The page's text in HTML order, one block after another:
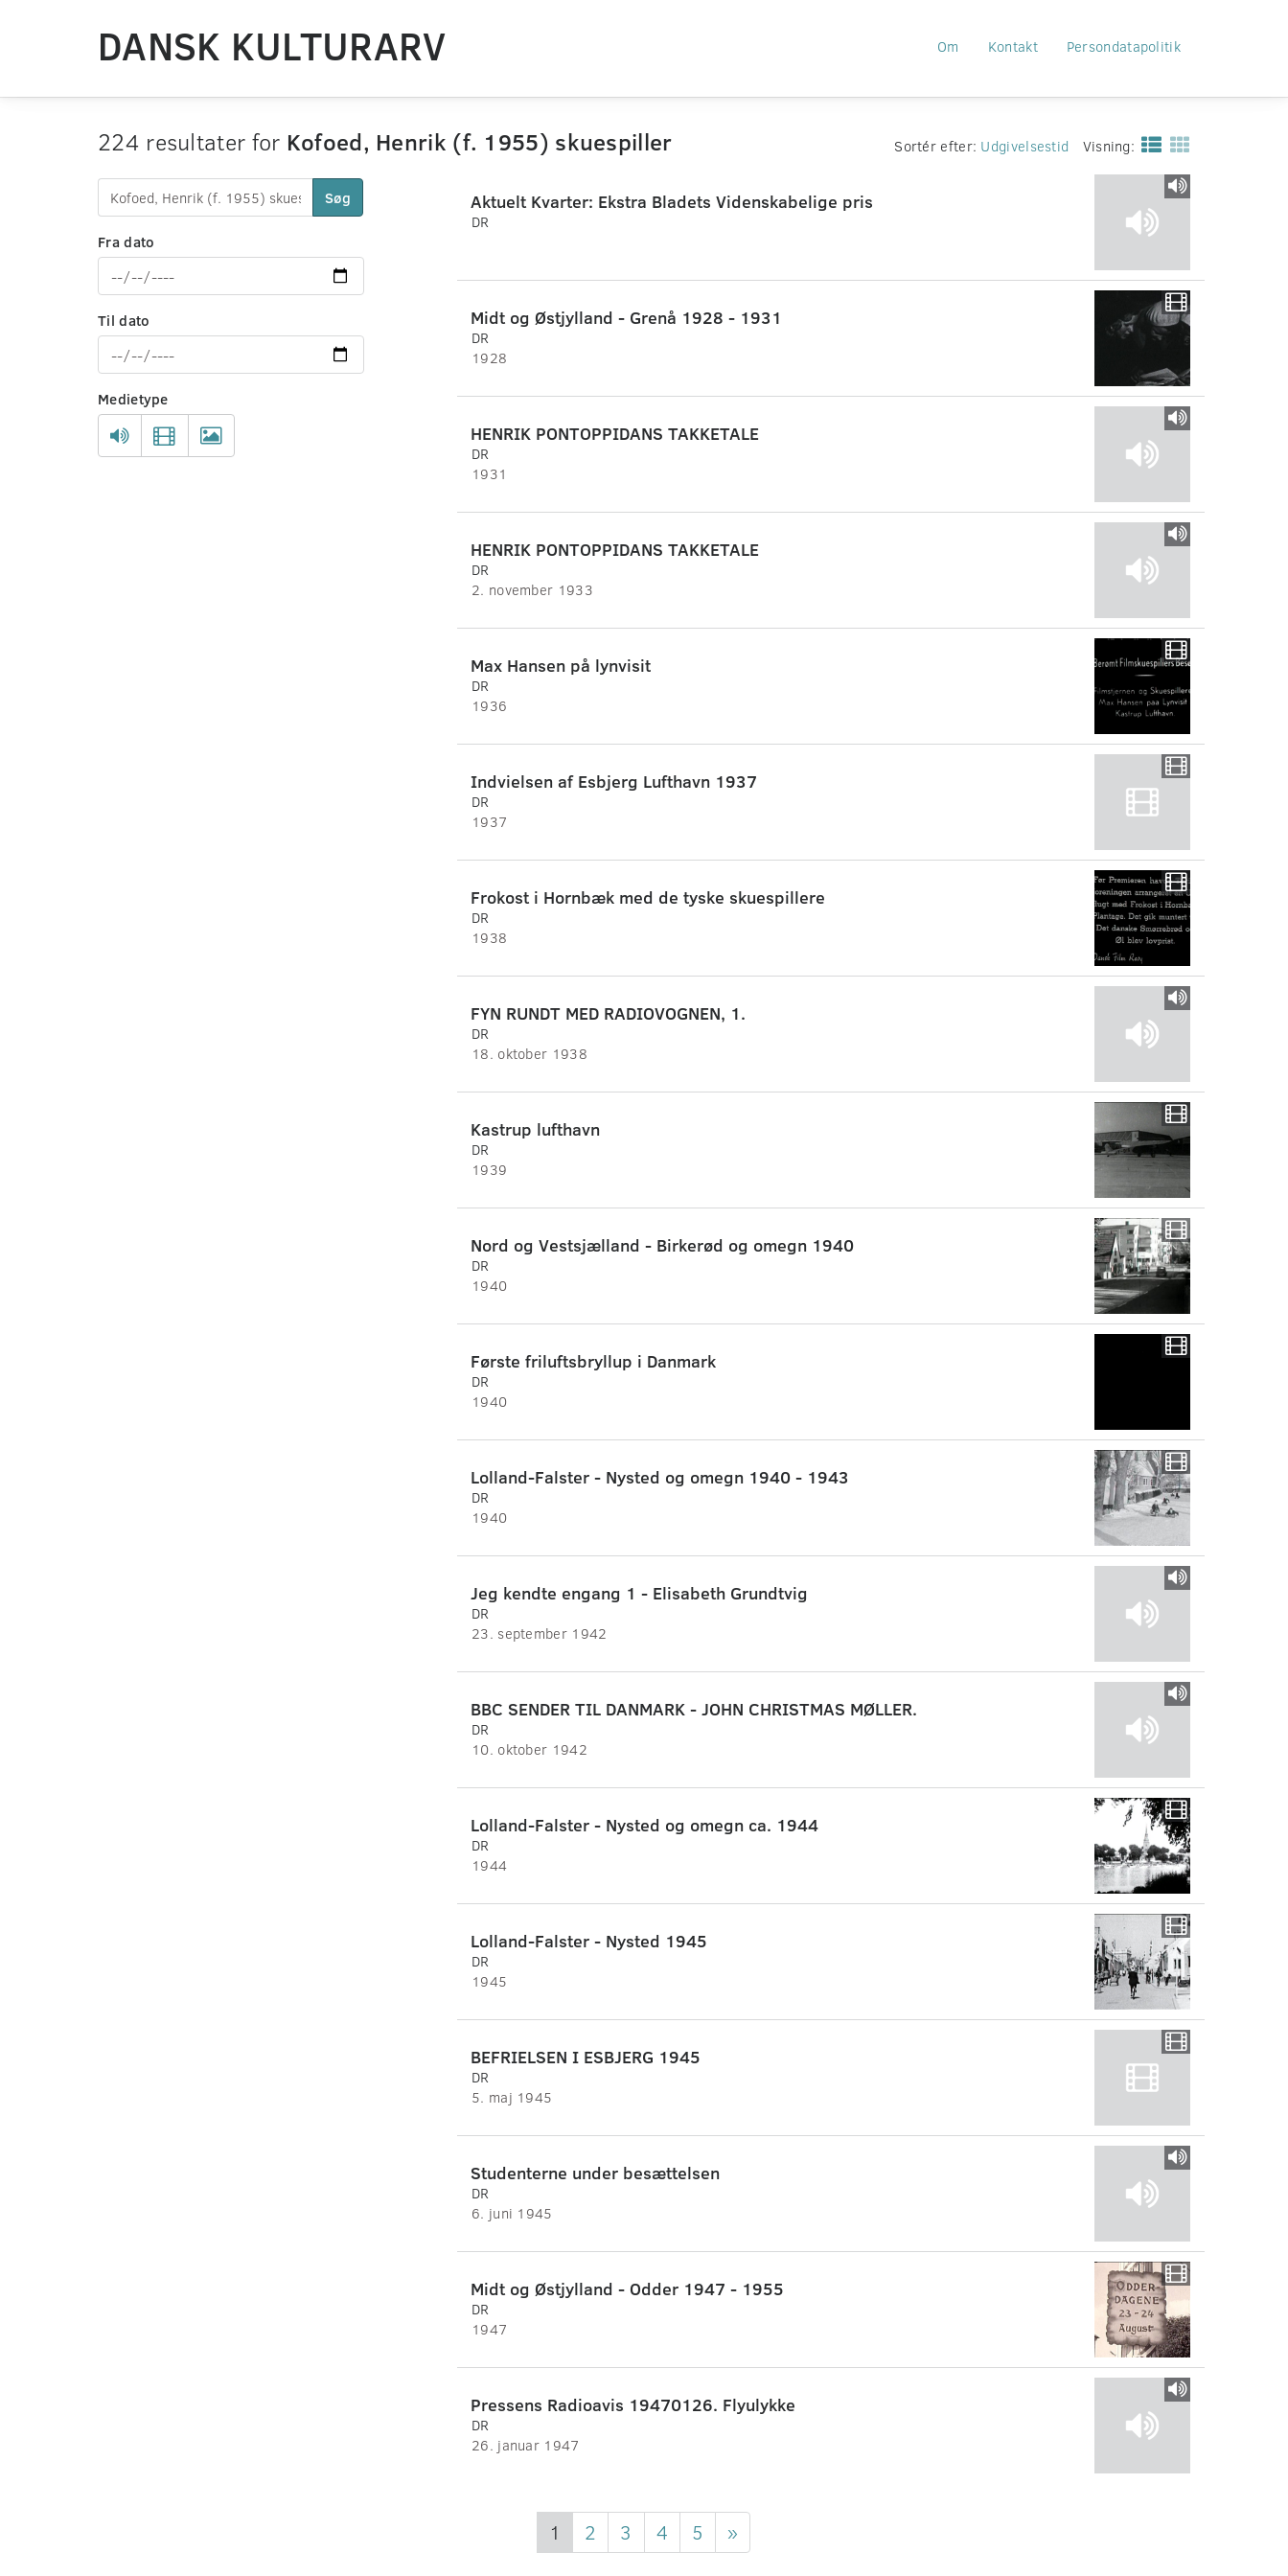
DANSK KULTURARV Om Kontakt Persondatapolitik
224 resultater for Kofoed, Henrik (f. 1955) skuespiller
Søg
Fra dato
Til dato
Medietype
Sortér efter: Udgivelsestid Visning:
Aktuelt Kvarter: Ekstra Bladets Videnskabelige pris
DR
Midt og Østjylland - Grenå 1928 - 1931
DR
1928
HENRIK PONTOPPIDANS TAKKETALE
DR
1931
HENRIK PONTOPPIDANS TAKKETALE
DR
2. november 1933
Max Hansen på lynvisit
DR
1936
Indvielsen af Esbjerg Lufthavn 1937
DR
1937
Frokost i Hornbæk med de tyske skuespillere
DR
1938
FYN RUNDT MED RADIOVOGNEN, 1.
DR
18. oktober 1938
Kastrup lufthavn
DR
1939
Nord og Vestsjælland - Birkerød og omegn 1940
DR
1940
Første friluftsbryllup i Danmark
DR
1940
Lolland-Falster - Nysted og omegn 1940 - 1943
DR
1940
Jeg kendte engang 1 - Elisabeth Grundtvig
DR
23. september 1942
BBC SENDER TIL DANMARK - JOHN CHRISTMAS MØLLER.
DR
10. oktober 1942
Lolland-Falster - Nysted og omegn ca. 1944
DR
1944
Lolland-Falster - Nysted 1945
DR
1945
BEFRIELSEN I ESBJERG 1945
DR
5. maj 1945
Studenterne under besættelsen
DR
6. juni 1945
Midt og Østjylland - Odder 1947 - 1955
DR
1947
Pressens Radioavis 19470126. Flyulykke
DR
26. januar 1947
1 2 3 4 5 »